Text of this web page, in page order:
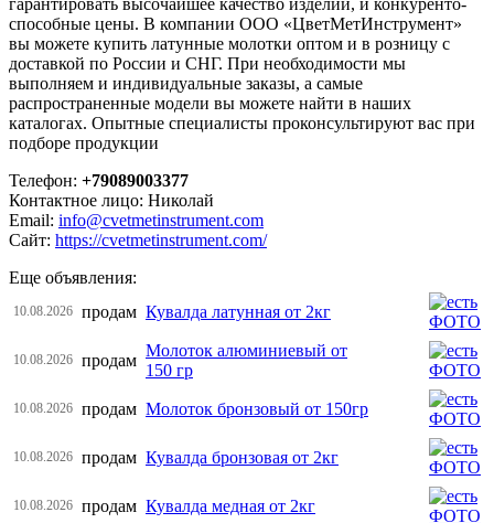
способные цены. В компании ООО «ЦветМетИнструмент»
вы можете купить латунные молотки оптом и в розницу с
доставкой по России и СНГ. При необходимости мы
выполняем и индивидуальные заказы, а самые
распространенные модели вы можете найти в наших
каталогах. Опытные специалисты проконсультируют вас при
подборе продукции
Телефон: +79089003377
Контактное лицо: Николай
Email: info@cvetmetinstrument.com
Сайт: https://cvetmetinstrument.com/
Еще объявления:
10.08.2026 продам Кувалда латунная от 2кг
10.08.2026 продам
Молоток алюминиевый от
150 гр
10.08.2026 продам Молоток бронзовый от 150гр
10.08.2026 продам Кувалда бронзовая от 2кг
10.08.2026 продам Кувалда медная от 2кг